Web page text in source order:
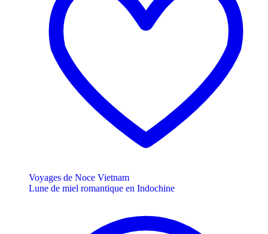
Voyages de Noce Vietnam
Lune de miel romantique en Indochine